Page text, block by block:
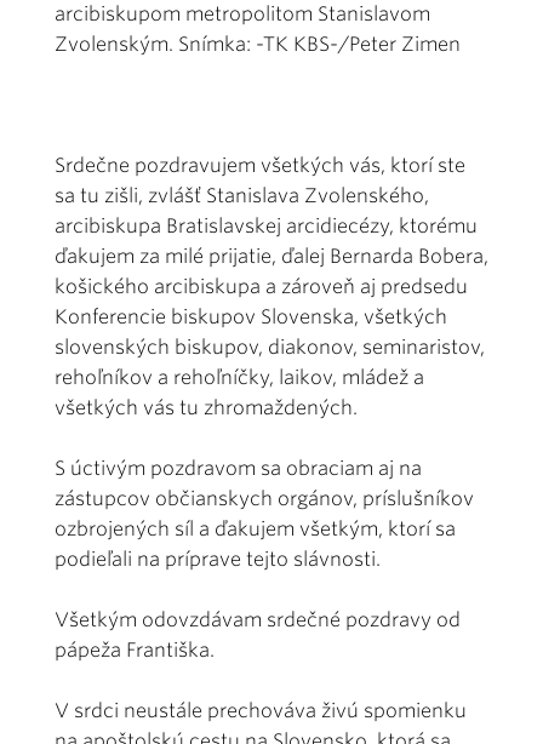
arcibiskupom metropolitom Stanislavom
Zvolenským. Snímka: -TK KBS-/Peter Zimen
Srdečne pozdravujem všetkých vás, ktorí ste
sa tu zišli, zvlášť Stanislava Zvolenského,
arcibiskupa Bratislavskej arcidiecézy, ktorému
ďakujem za milé prijatie, ďalej Bernarda Bobera,
košického arcibiskupa a zároveň aj predsedu
Konferencie biskupov Slovenska, všetkých
slovenských biskupov, diakonov, seminaristov,
rehoľníkov a rehoľníčky, laikov, mládež a
všetkých vás tu zhromaždených.
S úctivým pozdravom sa obraciam aj na
zástupcov občianskych orgánov, príslušníkov
ozbrojených síl a ďakujem všetkým, ktorí sa
podieľali na príprave tejto slávnosti.
Všetkým odovzdávam srdečné pozdravy od
pápeža Františka.
V srdci neustále prechováva živú spomienku